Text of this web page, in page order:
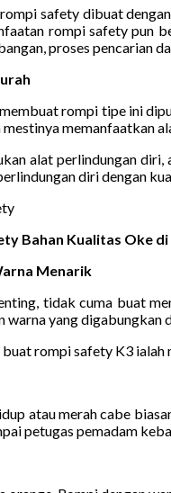
safety dibuat
rompi safety pun
proses pencarian
rompi tipe ini
mestinya memanfaatkan
alat perlindungan
diri dengan
Bahan Kualitas Oke
Menarik
tidak cuma buat
yang digabungkan
rompi safety K3 ialah
atau merah cabe
petugas pemadam